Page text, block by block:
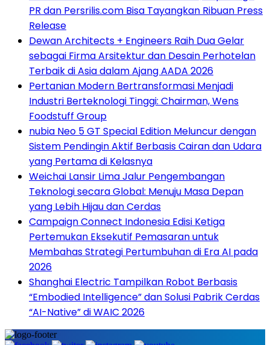
PR dan Persrilis.com Bisa Tayangkan Ribuan Press
Release
Dewan Architects + Engineers Raih Dua Gelar
sebagai Firma Arsitektur dan Desain Perhotelan
Terbaik di Asia dalam Ajang AADA 2026
Pertanian Modern Bertransformasi Menjadi
Industri Berteknologi Tinggi: Chairman, Wens
Foodstuff Group
nubia Neo 5 GT Special Edition Meluncur dengan
Sistem Pendingin Aktif Berbasis Cairan dan Udara
yang Pertama di Kelasnya
Weichai Lansir Lima Jalur Pengembangan
Teknologi secara Global: Menuju Masa Depan
yang Lebih Hijau dan Cerdas
Campaign Connect Indonesia Edisi Ketiga
Pertemukan Eksekutif Pemasaran untuk
Membahas Strategi Pertumbuhan di Era AI pada
2026
Shanghai Electric Tampilkan Robot Berbasis
“Embodied Intelligence” dan Solusi Pabrik Cerdas
“AI-Native” di WAIC 2026